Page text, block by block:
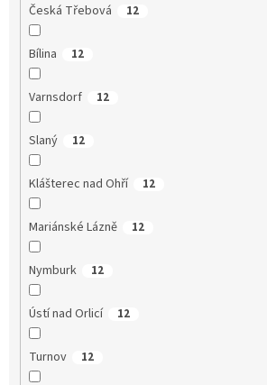
Česká Třebová 12
Bílina 12
Varnsdorf 12
Slaný 12
Klášterec nad Ohří 12
Mariánské Lázně 12
Nymburk 12
Ústí nad Orlicí 12
Turnov 12